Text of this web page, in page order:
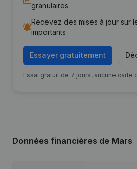
granulaires
Recevez des mises à jour sur
importants
Essayer gratuitement
Essai gratuit de 7 jours, aucune carte
Données financières de Mars